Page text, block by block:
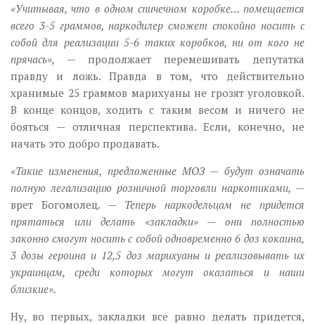
«Учитывая, что в одном спичечном коробке… помещается
всего 3-5 граммов, наркодилер сможет спокойно носить с
собой для реализации 5-6 таких коробков, ни от кого не
прячась», — продолжает перемешивать депутатка
правду и ложь. Правда в том, что действительно
хранимые 25 граммов марихуаны не грозят уголовкой.
В конце концов, ходить с таким весом и ничего не
бояться — отличная перспектива. Если, конечно, не
начать это добро продавать.
«Такие изменения, предложенные МОЗ — будут означать
полную легализацию розничной торговли наркотиками, —
врет Богомолец. — Теперь наркодельцам не придется
прятаться или делать «закладки» — они полностью
законно смогут носить с собой одновременно 6 доз кокаина,
3 дозы героина и 12,5 доз марихуаны и реализовывать их
украинцам, среди которых могут оказаться и наши
близкие».
Ну, во первых, закладки все равно делать придется,